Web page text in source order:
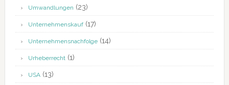
Umwandlungen (23)
Unternehmenskauf(17)
Unternehmensnachfolge(14)
Urheberrecht(1)
USA(13)